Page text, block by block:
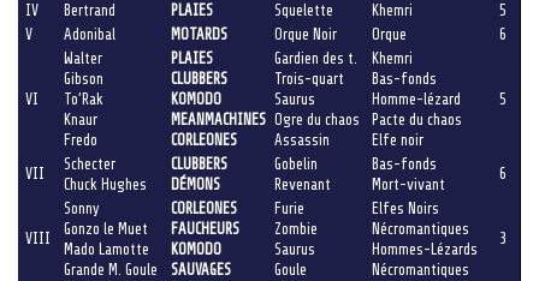
IV
Bertrand PLAIES Squelette Khemri
5
V
Adonibal MOTARDS Orque Noir Orque 6
VI
Walter
Gibson
To’Rak
Knaur
Fredo
PLAIES
CLUBBERS
KOMODO
MEANMACHINES
CORLEONES
Gardien des t.
Trois-quart
Saurus
Ogre du chaos
Assassin
Khemri
Bas-fonds
Homme-lézard
Pacte du chaos
Elfe noir
5
VII
Schecter
Chuck Hughes
CLUBBERS
DÉMONS
Gobelin
Revenant
Bas-fonds
Mort-vivant
6
VIII
Sonny
Gonzo le Muet
Mado Lamotte
Grande M. Goule
CORLEONES
FAUCHEURS
KOMODO
SAUVAGES
Furie
Zombie
Saurus
Goule
Elfes Noirs
Nécromantiques
Hommes-Lézards
Nécromantiques
3